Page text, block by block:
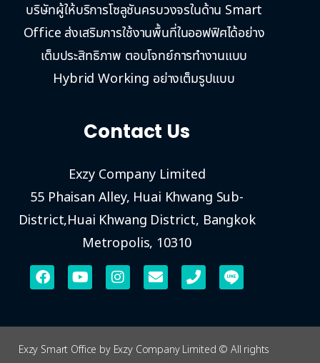
บริษัทผู้ให้บริการโซลูชันครบวงจรในด้าน Smart
Office ส่งเสริมการใช้งานพื้นที่ในออฟฟิศได้อย่าง
เต็มประสิทธิภาพ ตอบโจทย์การทำงานแบบ
Hybrid Working อย่างเต็มรูปแบบ
Contact Us
Exzy Company Limited
55 Phaisan Alley, Huai Khwang Sub-
District,Huai Khwang District, Bangkok
Metropolis, 10310
Exzy Smart Office by Exzy Company Limited © All rights